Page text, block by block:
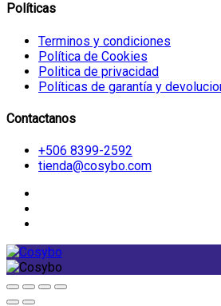
Políticas
Terminos y condiciones
Política de Cookies
Politica de privacidad
Políticas de garantía y
Contactanos
+506 8399-2592
tienda@cosybo.com